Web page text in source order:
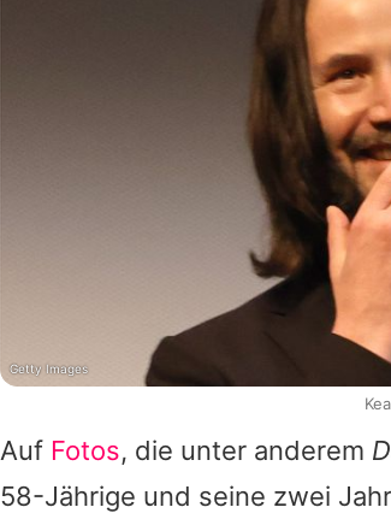
Auf Fotos, die unter anderem
58-Jährige und seine zwei
Getty Images